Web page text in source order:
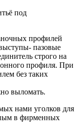
под
профилей
пазовые
строго на
профиля. При
без таких
выломать.
нами уголков для
в фирменных